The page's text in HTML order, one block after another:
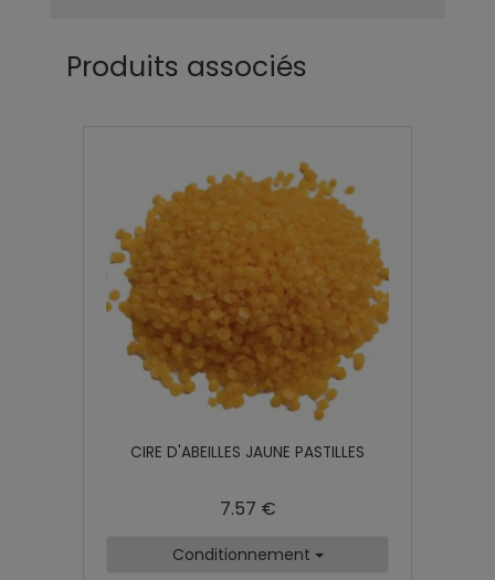
Produits associés
CIRE D'ABEILLES JAUNE PASTILLES
7.57 €
Conditionnement